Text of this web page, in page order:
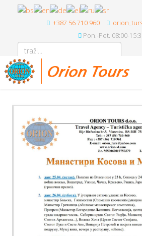
+387 56 710 960
Pon.-Pet. 08:00-